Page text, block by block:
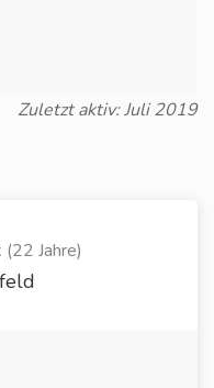
Zuletzt aktiv: Juli 2019
Jahre)